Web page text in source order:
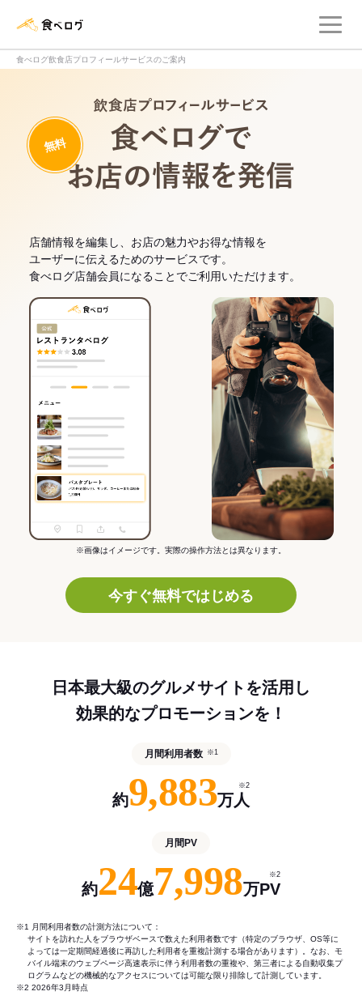
食べログ飲食店プロフィールサービスのご案内
無料
店舗情報を編集し、お店の魅力やお得な情報を
ユーザーに伝えるためのサービスです。
食べログ店舗会員になることでご利用いただけます。
※画像はイメージです。実際の操作方法とは異なります。
今すぐ無料ではじめる
日本最大級のグルメサイトを活用し
効果的なプロモーションを！
月間利用者数 ※1
約9,883万人
※2
月間PV
約24億7,998万PV
※2
※1 月間利用者数の計測方法について：
サイトを訪れた人をブラウザベースで数えた利用者数です（特定のブラウザ、OS等に
よっては一定期間経過後に再訪した利用者を重複計測する場合があります）。なお、モ
バイル端末のウェブページ高速表示に伴う利用者数の重複や、第三者による自動収集プ
ログラムなどの機械的なアクセスについては可能な限り排除して計測しています。
※2 2026年3月時点